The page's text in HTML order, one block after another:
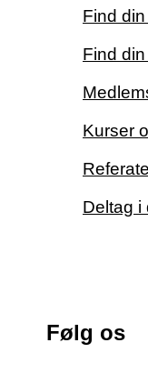
Find
Find
Kurser
Deltag i
Følg os